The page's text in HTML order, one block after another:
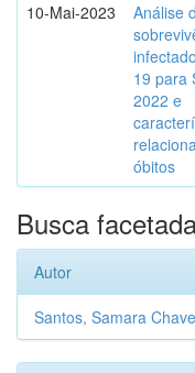
10-Mai-2023
Análise
19 para
2022 e
óbitos
Busca
Autor
Santos, Samara